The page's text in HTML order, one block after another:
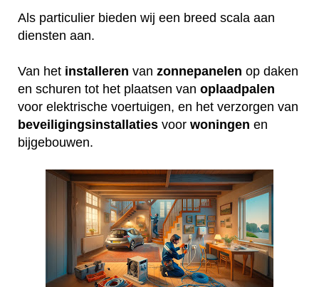
Als particulier bieden wij een breed scala aan
diensten aan.
Van het installeren van zonnepanelen op daken
en schuren tot het plaatsen van oplaadpalen
voor elektrische voertuigen, en het verzorgen van
beveiligingsinstallaties voor woningen en
bijgebouwen.